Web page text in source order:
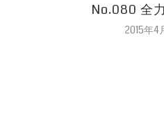
No.080 全
2015年4